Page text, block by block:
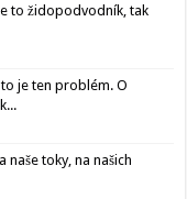
to židopodvodník, tak
je ten problém. O
naše toky, na našich